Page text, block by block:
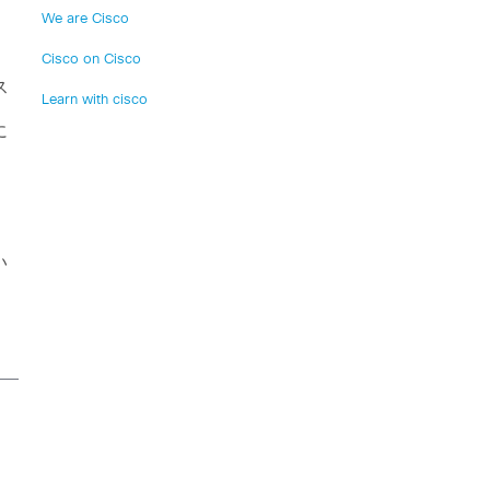
We are Cisco
Cisco on Cisco
Learn with cisco